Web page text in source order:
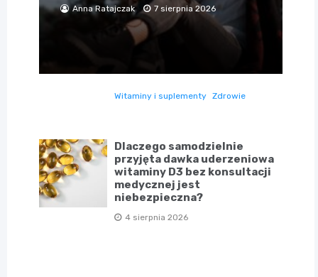
Anna Ratajczak 7 sierpnia 2026
Witaminy i suplementy Zdrowie
Dlaczego samodzielnie
przyjęta dawka uderzeniowa
witaminy D3 bez konsultacji
medycznej jest
niebezpieczna?
4 sierpnia 2026